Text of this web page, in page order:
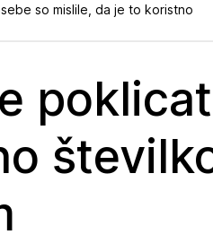
so mislile, da je to koristno